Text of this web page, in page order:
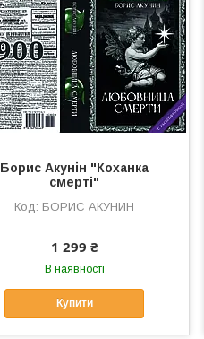
Борис Акунін "Коханка
смерті"
БОРИС АКУНИН
1 299 ₴
В наявності
Купити